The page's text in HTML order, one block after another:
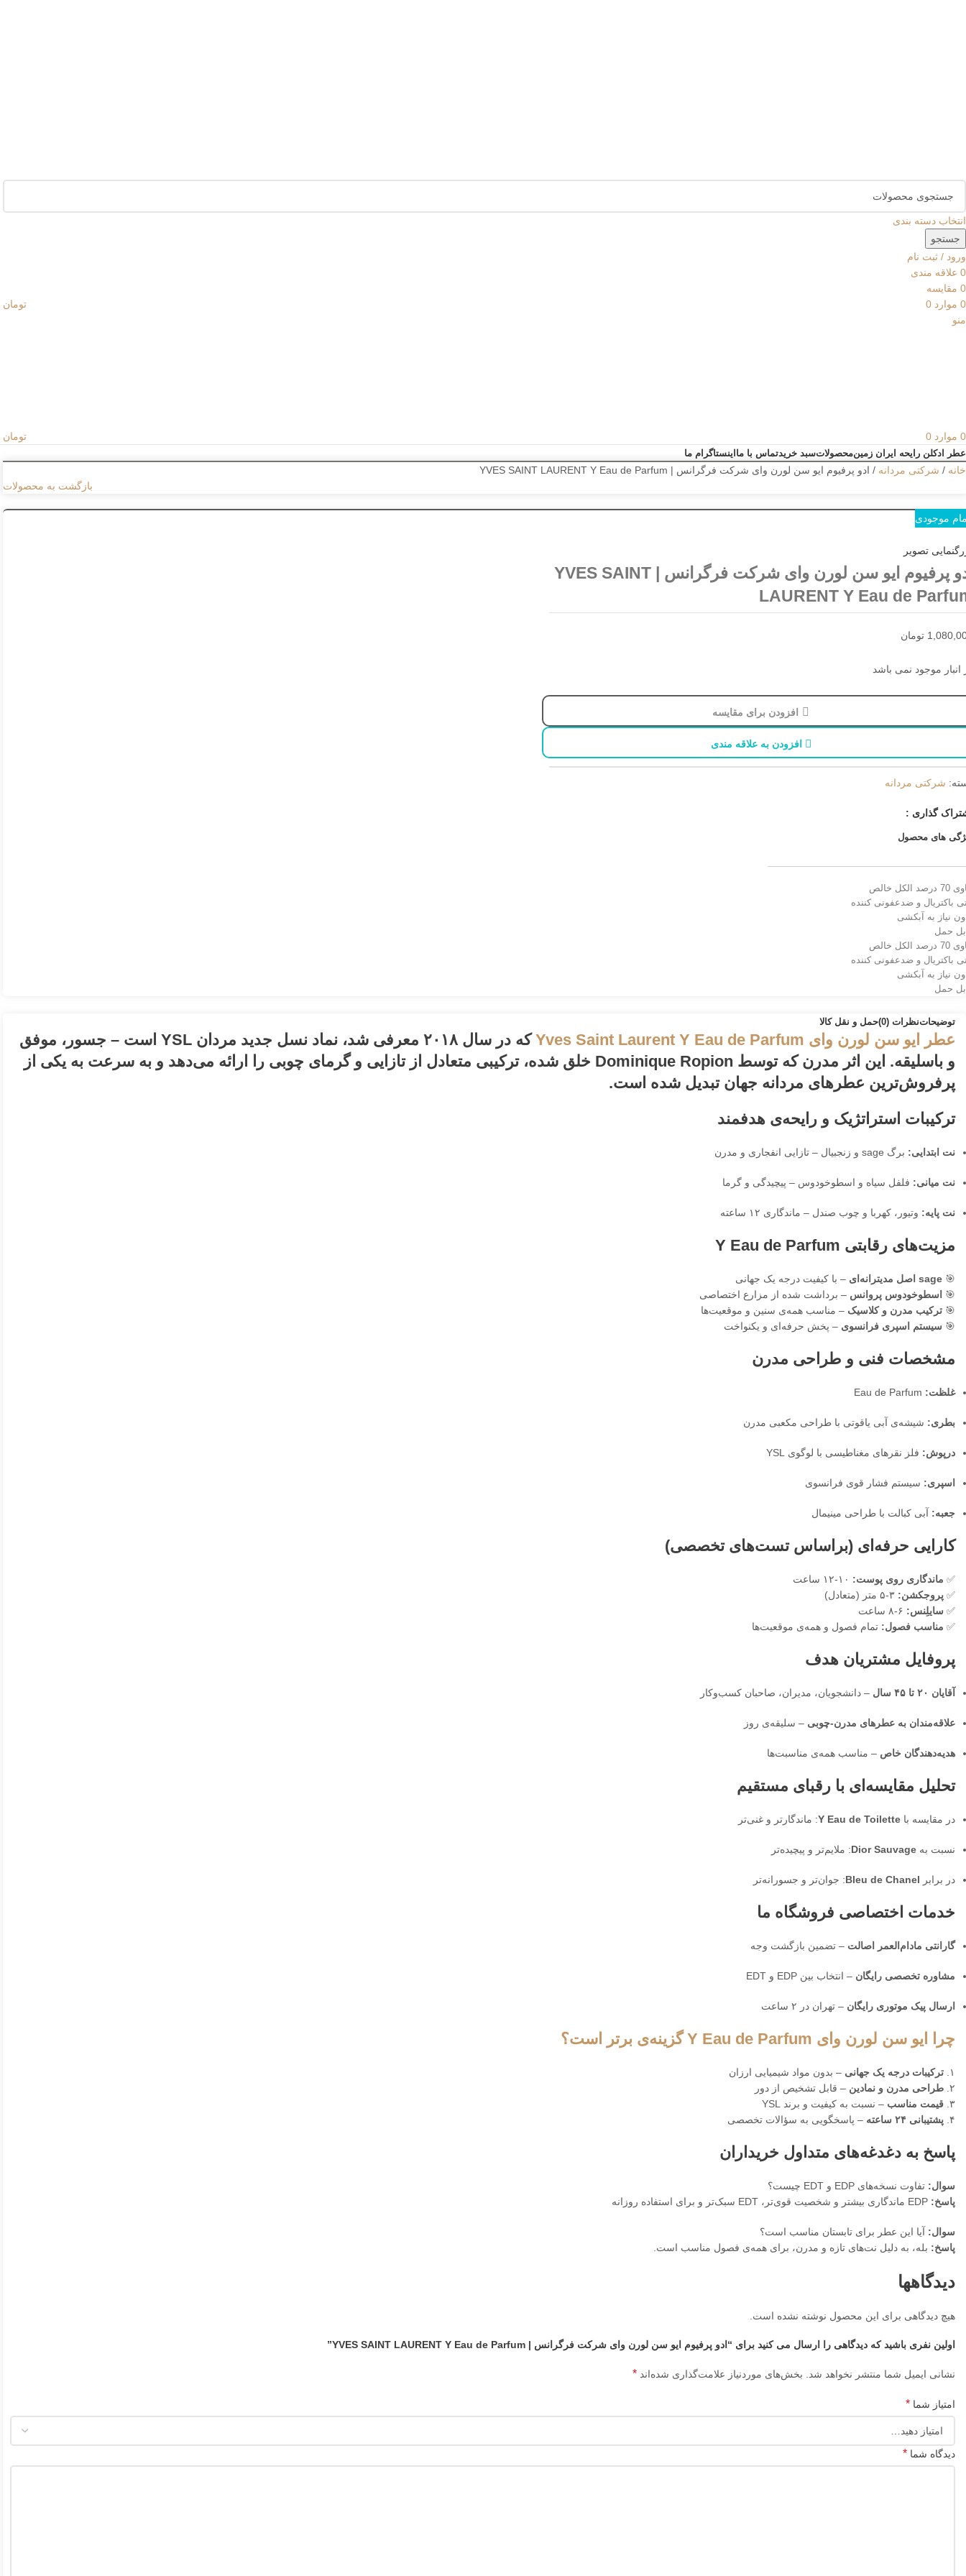
انتخاب دسته بندی
جستجو
ورود / ثبت نام
0 علاقه مندی
0 مقایسه
0 موارد 0
تومان
منو
0 موارد 0 تومان
عطر ادکلن رایحه ایران زمینمحصولاتسبد خریدتماس با ما اینستاگرام ما
خانه شرکتی مردانه
ادو پرفیوم ایو سن لورن وای شرکت فرگرانس | YVES SAINT LAURENT Y Eau de Parfum
بازگشت به محصولات
موجودی
تصویر
ادو پرفیوم ایو سن لورن وای شرکت فرگرانس | YVES SAINT
LAURENT Y Eau de
تومان
انبار موجود نمی باشد
افزودن برای مقایسه
افزودن به علاقه مندی
شرکتی مردانه
گذاری :
های محصول
الکل خالص
باکتریال و ضدعفونی کننده
نیاز به آبکشی
حمل
الکل خالص
باکتریال و ضدعفونی کننده
نیاز به آبکشی
حمل
توضیحاتنظرات (0) حمل و نقل کالا
عطر ایو سن لورن وای Yves Saint Laurent Y Eau de Parfum
که در سال ۲۰۱۸ معرفی شد، نماد نسل جدید مردان YSL است – جسور، موفق
و با‌سلیقه. این اثر مدرن که توسط Dominique Ropion خلق شده، ترکیبی متعادل از تازایی و گرمای چوبی را ارائه می‌دهد و به سرعت به یکی از
پرفروش‌ترین عطرهای مردانه جهان تبدیل شده است.
ترکیبات استراتژیک و رایحه‌ی هدفمند
نت ابتدایی: برگ sage و زنجبیال – تازایی انفجاری و مدرن
نت میانی: فلفل سیاه و اسطوخودوس – پیچیدگی و گرما
نت پایه: وتیور، کهربا و چوب صندل – ماندگاری ۱۲ ساعته
مزیت‌های رقابتی Y Eau de Parfum
🎯 sage اصل مدیترانه‌ای
– با کیفیت درجه یک جهانی
🎯
اسطوخودوس پروانس – برداشت شده از مزارع اختصاصی
🎯 ترکیب مدرن و کلاسیک – مناسب همه‌ی سنین و موقعیت‌ها
🎯 سیستم اسپری فرانسوی – پخش حرفه‌ای و یکنواخت
مشخصات فنی و طراحی مدرن
غلظت:
بطری: شیشه‌ی آبی یاقوتی با طراحی مکعبی مدرن
درپوش: فلز نقرهای مغناطیسی با لوگوی YSL
اسپری: سیستم فشار قوی فرانسوی
جعبه: آبی کبالت با طراحی مینیمال
کارایی حرفه‌ای (براساس تست‌های تخصصی)
✅ ماندگاری روی پوست:
✅ پروجکشن:
✅ سایلِنس:
✅ مناسب فصول: تمام فصول و همه‌ی موقعیت‌ها
پروفایل مشتریان هدف
آقایان ۲۰ تا ۴۵ سال – دانشجویان، مدیران، صاحبان کسب‌وکار
علاقه‌مندان به عطرهای مدرن-چوبی – سلیقه‌ی روز
هدیه‌دهندگان خاص – مناسب همه‌ی مناسبت‌ها
تحلیل مقایسه‌ای با رقبای مستقیم
در مقایسه با Y Eau de Toilette: ماندگارتر و غنی‌تر
نسبت به Dior Sauvage: ملایم‌تر و پیچیده‌تر
در برابر Bleu de Chanel: جوان‌تر و جسورانه‌تر
خدمات اختصاصی فروشگاه ما
گارانتی مادام‌العمر اصالت – تضمین بازگشت وجه
مشاوره تخصصی رایگان – انتخاب بین EDP و EDT
ارسال پیک موتوری رایگان – تهران در ۲ ساعت
چرا ایو سن لورن وای Y Eau de Parfum گزینه‌ی برتر است؟
۱. ترکیبات درجه یک جهانی – بدون مواد شیمیایی ارزان
۲. طراحی مدرن و نمادین – قابل تشخیص از دور
۳. قیمت مناسب – نسبت به کیفیت و برند YSL
۴. پشتیبانی ۲۴ ساعته – پاسخگویی به سؤالات تخصصی
پاسخ به دغدغه‌های متداول خریداران
سوال: تفاوت نسخه‌های EDP و EDT چیست؟
پاسخ:
سوال: آیا این عطر برای تابستان مناسب است؟
پاسخ: بله، به دلیل نت‌های تازه و مدرن، برای همه‌ی فصول مناسب است.
دیدگاهها
هیچ دیدگاهی برای این محصول نوشته نشده است.
اولین نفری باشید که دیدگاهی را ارسال می کنید برای “ادو پرفیوم ایو سن لورن وای شرکت فرگرانس | YVES SAINT LAURENT Y Eau de Parfum”
نشانی ایمیل شما منتشر نخواهد شد. بخش‌های موردنیاز علامت‌گذاری شده‌اند *
امتیاز شما *
دیدگاه شما *